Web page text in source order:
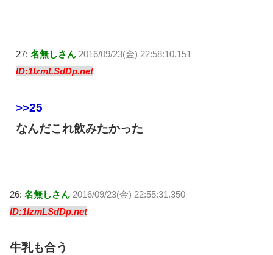
27: 名無しさん 2016/09/23(金) 22:58:10.151
ID:1IzmLSdDp.net
>>25
なんだこれ飲みたかった
26: 名無しさん 2016/09/23(金) 22:55:31.350
ID:1IzmLSdDp.net
牛乳も合う